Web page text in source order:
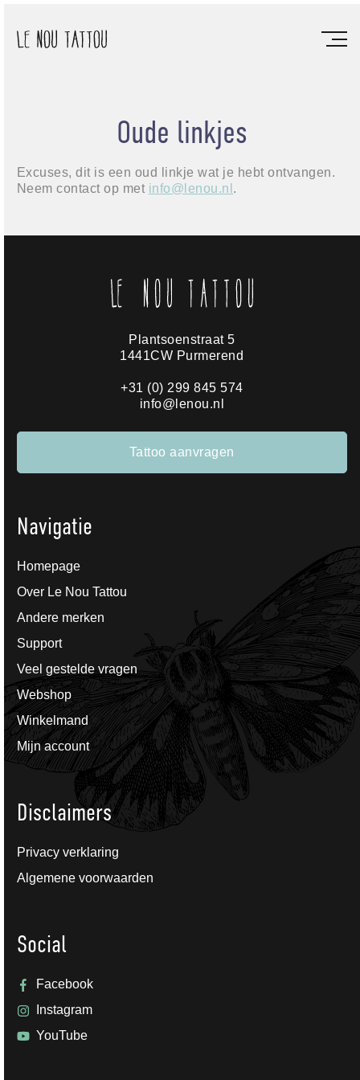
Oude linkjes
Excuses, dit is een oud linkje wat je hebt ontvangen.
Neem contact op met info@lenou.nl .
Plantsoenstraat 5
1441CW Purmerend
+31 (0) 299 845 574
info@lenou.nl
Tattoo aanvragen
Navigatie
Homepage
Over Le Nou Tattou
Andere merken
Support
Veel gestelde vragen
Webshop
Winkelmand
Mijn account
Disclaimers
Privacy verklaring
Algemene voorwaarden
Social
Facebook
Instagram
YouTube